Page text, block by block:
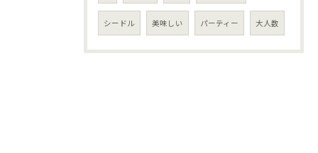
シードル 美味しい パーティー 大人数